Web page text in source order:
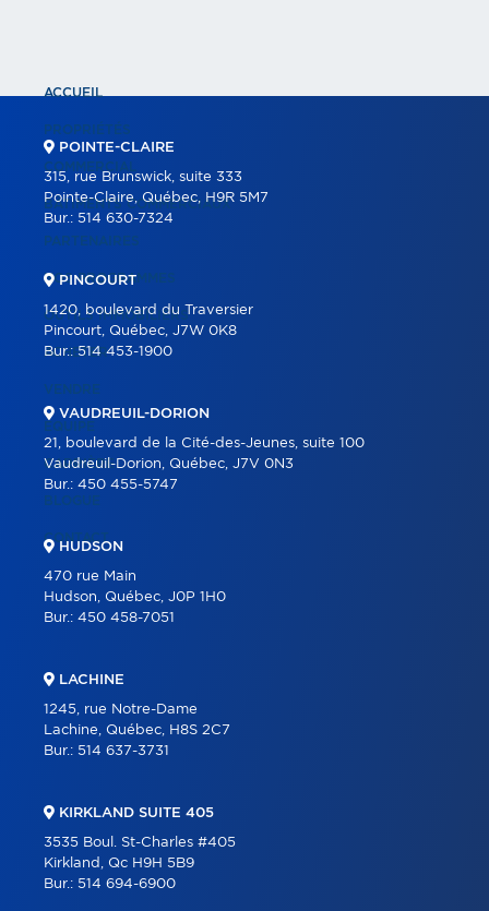
ACCUEIL
PROPRIÉTÉS
COMMERCIAL
BÂTIMENTS COMMERCIAUX
PARTENAIRES
NOS PROGRAMMES
OUTILS IMMOBILIERS
ACHETER
VENDRE
ÉQUIPE
CARRIÈRE
BLOGUE
CONTACT
POINTE-CLAIRE
315, rue Brunswick, suite 333
Pointe-Claire, Québec, H9R 5M7
Bur.: 514 630-7324
PINCOURT
1420, boulevard du Traversier
Pincourt, Québec, J7W 0K8
Bur.:514 453-1900
VAUDREUIL-DORION
21, boulevard de la Cité-des-Jeunes, suite 100
Vaudreuil-Dorion, Québec, J7V 0N3
Bur.: 450 455-5747
HUDSON
470 rue Main
Hudson, Québec, J0P 1H0
Bur.: 450 458-7051
LACHINE
1245, rue Notre-Dame
Lachine, Québec, H8S 2C7
Bur.: 514 637-3731
KIRKLAND SUITE 405
3535 Boul. St-Charles #405
Kirkland, Qc H9H 5B9
Bur.: 514 694-6900